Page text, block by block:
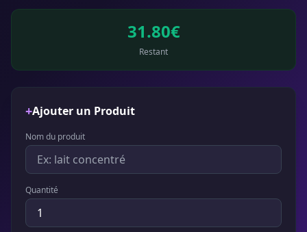
31.80€
Restant
+Ajouter un Produit
Nom du produit
Quantité